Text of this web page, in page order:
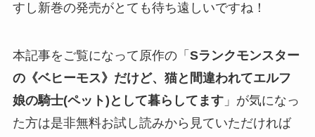
すし新巻の発売がとても待ち遠しいですね！
本記事をご覧になって原作の「 Sランクモンスター
の《ベヒーモス》だけど、猫と間違われてエルフ
娘の騎士(ペット)として暮らしてます」が気になっ
た方は是非無料お試し読みから見ていただければ